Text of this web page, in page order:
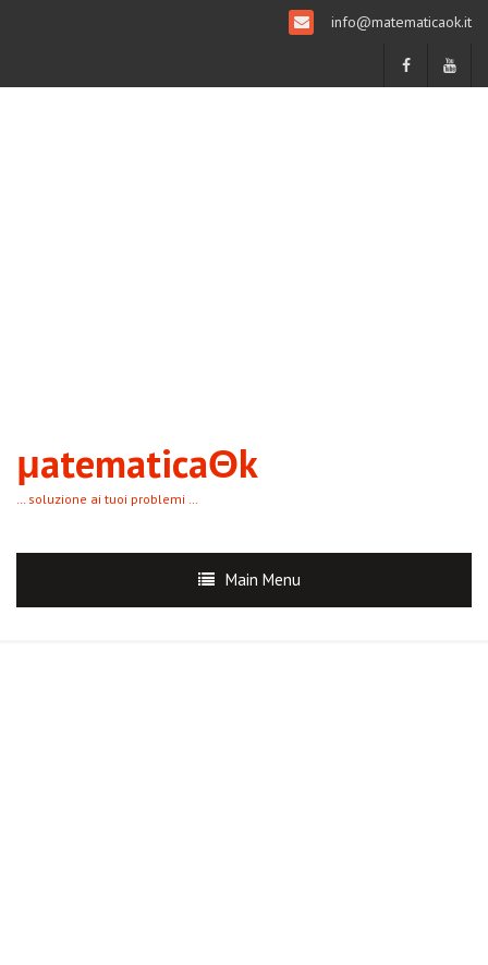
info@matematicaok.it
μatematicaΘk
… soluzione ai tuoi problemi …
Main Menu